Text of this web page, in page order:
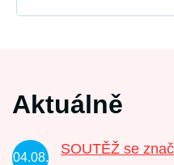
Aktuálně
04.08.
SOUTĚŽ se